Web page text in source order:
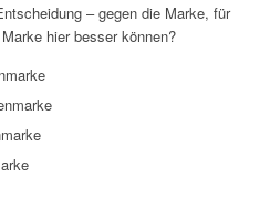
– gegen die Marke, für
hier besser können?